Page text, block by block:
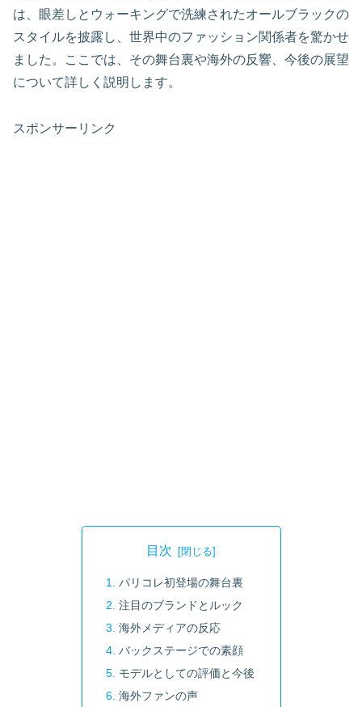
は、眼差しとウォーキングで洗練されたオールブラックの
スタイルを披露し、世界中のファッション関係者を驚かせ
ました。ここでは、その舞台裏や海外の反響、今後の展望
について詳しく説明します。
スポンサーリンク
目次
パリコレ初登場の舞台裏
注目のブランドとルック
海外メディアの反応
バックステージでの素顔
モデルとしての評価と今後
海外ファンの声